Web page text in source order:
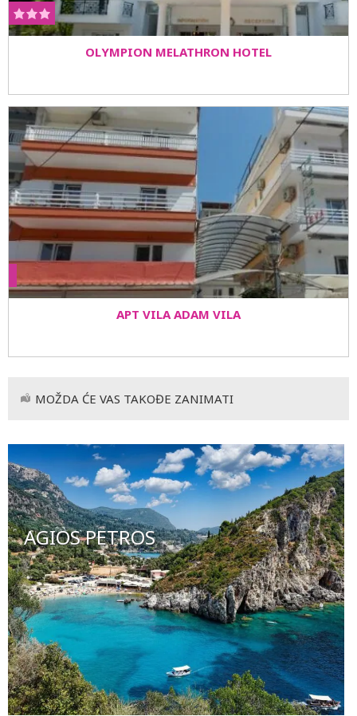
OLYMPION MELATHRON HOTEL
APT VILA ADAM VILA
MOŽDA ĆE VAS TAKOĐE ZANIMATI
AGIOS PETROS